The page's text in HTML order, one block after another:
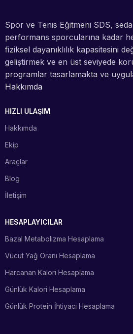
Spor ve Tenis Eğitmeni SDS,
performans sporcularına kadar
fiziksel dayanıklılık kapasitesini
geliştirmek ve en üst seviyede
programlar tasarlamakta ve
Hakkımda
HIZLI ULAŞIM
Hakkımda
Ekip
Araçlar
Blog
İletişim
HESAPLAYICILAR
Bazal Metabolizma Hesaplama
Vücut Yağ Oranı Hesaplama
Harcanan Kalori Hesaplama
Günlük Kalori Hesaplama
Günlük Protein İhtiyacı Hesaplama